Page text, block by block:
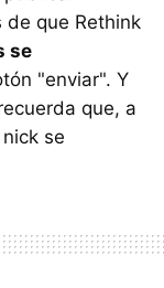
de que Rethink
se
"enviar". Y
que, a
se